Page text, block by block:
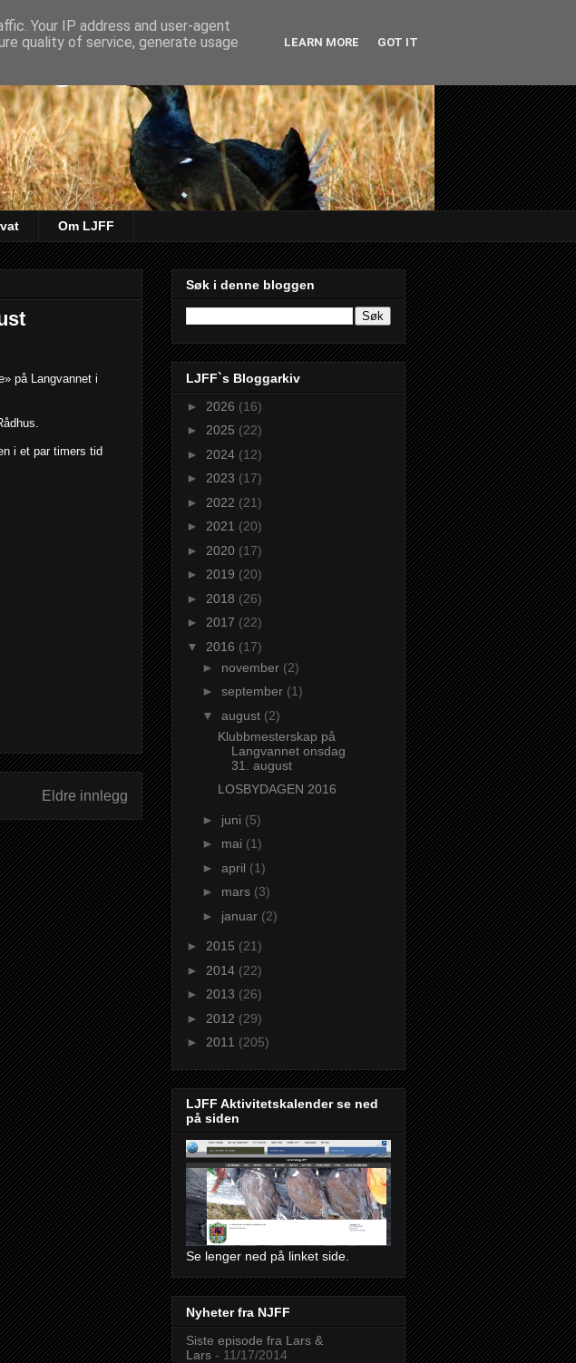
Om LJFF
på Langvannet i
i et par timers tid
Eldre innlegg
Søk i denne bloggen
LJFF`s Bloggarkiv
► 2026 (16)
► 2025 (22)
► 2024 (12)
► 2023 (17)
► 2022 (21)
► 2021 (20)
► 2020 (17)
► 2019 (20)
► 2018 (26)
► 2017 (22)
▼ 2016 (17)
► november (2)
► september (1)
▼ august (2)
Klubbmesterskap på
Langvannet onsdag
31. august
LOSBYDAGEN 2016
► juni (5)
► mai (1)
► april (1)
► mars (3)
► januar (2)
► 2015 (21)
► 2014 (22)
► 2013 (26)
► 2012 (29)
► 2011 (205)
LJFF Aktivitetskalender se ned
på siden
Se lenger ned på linket side.
Nyheter fra NJFF
Siste episode fra Lars &
Lars - 11/17/2014
Your IP address and user-agent
quality of service, generate usage
LEARN MORE GOT IT